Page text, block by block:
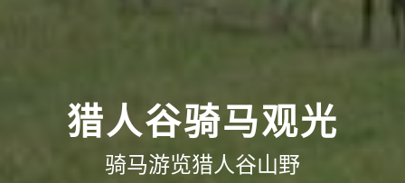
猎人谷骑马观光
骑马游览猎人谷山野